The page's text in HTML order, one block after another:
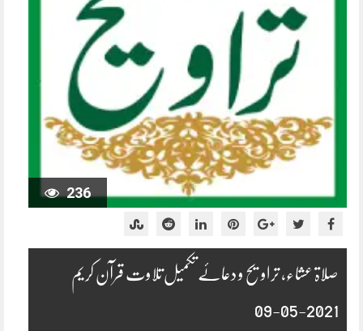
236
صلاۃ عشاء، تراویح و دعائے تکمیل تلاوت قرآن کریم
2021-05-09